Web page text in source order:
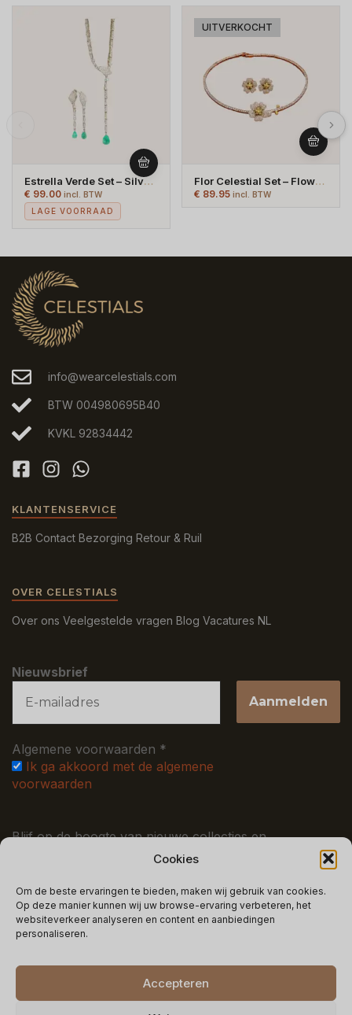
Cookies
Om de beste ervaringen te bieden, maken wij gebruik van cookies.
Op deze manier kunnen wij uw browse-ervaring verbeteren, het
websiteverkeer analyseren en content en aanbiedingen
personaliseren.
Accepteren
Estrella Verde Set – Silver
Crystal Jewellery Set With
Green Stonedrop – Silver
Plated
€ 99.00 incl. BTW
LAGE VOORRAAD
UITVERKOCHT
Flor Celestial Set – Flower
Jewellery Set – Necklase
€ 89.95 incl. BTW
info@wearcelestials.com
BTW 004980695B40
KVKL 92834442
KLANTENSERVICE
B2B Contact Bezorging Retour & Ruil
OVER CELESTIALS
Over ons Veelgestelde vragen Blog Vacatures NL
Nieuwsbrief
Algemene voorwaarden *
Ik ga akkoord met de algemene
voorwaarden
Blijf op de hoogte van nieuwe collecties en
JURIDISCH
Algemene Voorwaarden Privacy Beleid
Copyright © 2025 Celestial - Alle rechten voorbehouden.